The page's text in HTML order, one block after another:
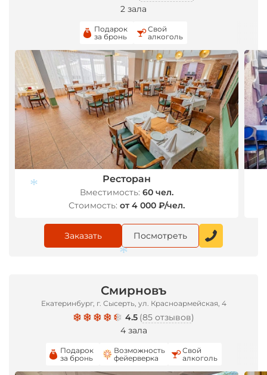
2 зала
Подарок
за бронь
Свой
алкоголь
Ресторан
Вместимость: 60 чел.
Стоимость: от 4 000 ₽/чел.
Заказать Посмотреть
Смирновъ
Екатеринбург, г. Сысерть, ул. Красноармейская, 4
4.5 (85 отзывов)
4 зала
Подарок
за бронь
Возможность
фейерверка
Свой
алкоголь
*